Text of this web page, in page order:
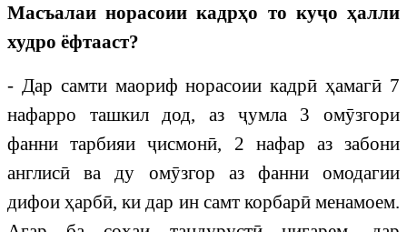
Масъалаи норасоии кадрҳо то куҷо ҳалли
худро ёфтааст?
- Дар самти маориф норасоии кадрӣ ҳамагӣ 7
нафарро ташкил дод, аз ҷумла 3 омӯзгори
фанни тарбияи ҷисмонӣ, 2 нафар аз забони
англисӣ ва ду омӯзгор аз фанни омодагии
дифои ҳарбӣ, ки дар ин самт корбарӣ менамоем.